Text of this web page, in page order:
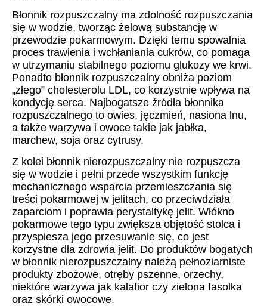
Błonnik rozpuszczalny ma zdolność rozpuszczania
się w wodzie, tworząc żelową substancję w
przewodzie pokarmowym. Dzięki temu spowalnia
proces trawienia i wchłaniania cukrów, co pomaga
w utrzymaniu stabilnego poziomu glukozy we krwi.
Ponadto błonnik rozpuszczalny obniża poziom
„złego” cholesterolu LDL, co korzystnie wpływa na
kondycję serca. Najbogatsze źródła błonnika
rozpuszczalnego to owies, jęczmień, nasiona lnu,
a także warzywa i owoce takie jak jabłka,
marchew, soja oraz cytrusy.
Z kolei błonnik nierozpuszczalny nie rozpuszcza
się w wodzie i pełni przede wszystkim funkcję
mechanicznego wsparcia przemieszczania się
treści pokarmowej w jelitach, co przeciwdziała
zaparciom i poprawia perystaltykę jelit. Włókno
pokarmowe tego typu zwiększa objętość stolca i
przyspiesza jego przesuwanie się, co jest
korzystne dla zdrowia jelit. Do produktów bogatych
w błonnik nierozpuszczalny należą pełnoziarniste
produkty zbożowe, otręby pszenne, orzechy,
niektóre warzywa jak kalafior czy zielona fasolka
oraz skórki owocowe.